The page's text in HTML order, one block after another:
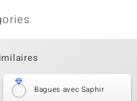
Bagues avec Saphir